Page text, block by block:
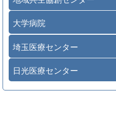
大学病院
埼玉医療センター
日光医療センター